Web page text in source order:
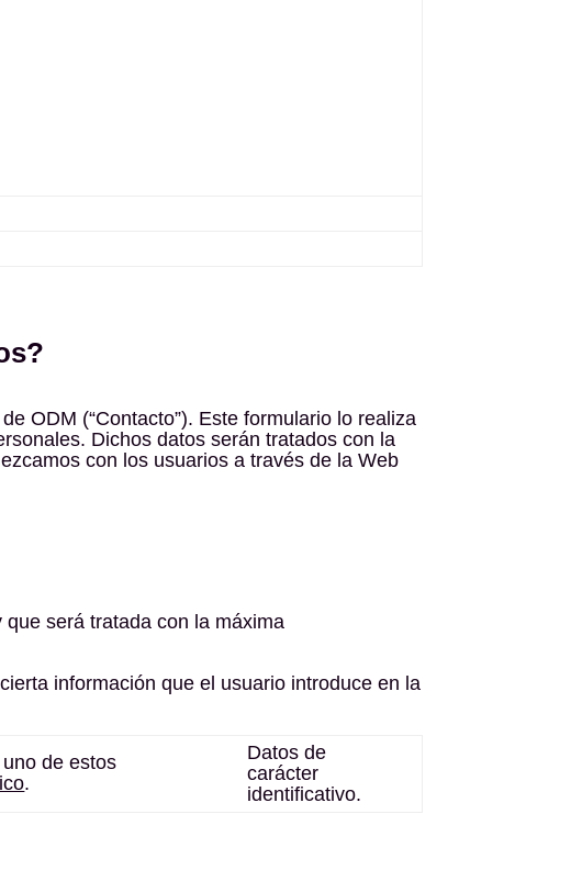
ODM (“Contacto”). Este formulario lo realiza
Dichos datos serán tratados con la
con los usuarios a través de la Web
será tratada con la máxima
información que el usuario introduce en la
de estos
.
Datos de
carácter
identificativo.